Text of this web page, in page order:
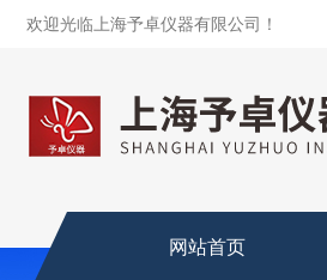
欢迎光临上海予卓仪器有限公司！
网站首页